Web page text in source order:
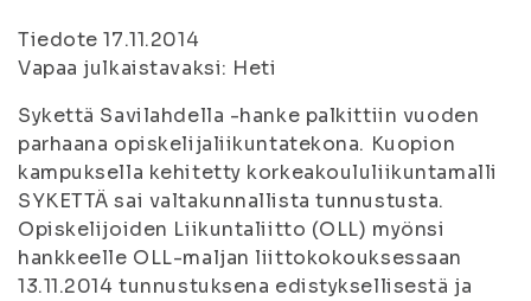
Tiedote 17.11.2014
Vapaa julkaistavaksi: Heti
Sykettä Savilahdella -hanke palkittiin vuoden
parhaana opiskelijaliikuntatekona. Kuopion
kampuksella kehitetty korkeakoululiikuntamalli
SYKETTÄ sai valtakunnallista tunnustusta.
Opiskelijoiden Liikuntaliitto (OLL) myönsi
hankkeelle OLL-maljan liittokokouksessaan
13.11.2014 tunnustuksena edistyksellisestä ja